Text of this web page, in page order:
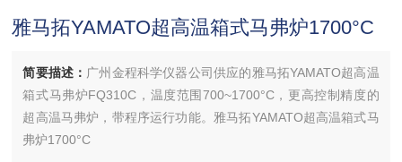
雅马拓YAMATO超高温箱式马弗炉1700°C
简要描述： 广州金程科学仪器公司供应的雅马拓YAMATO超高温
箱式马弗炉FQ310C，温度范围700~1700°C，更高控制精度的
超高温马弗炉，带程序运行功能。雅马拓YAMATO超高温箱式马
弗炉1700°C